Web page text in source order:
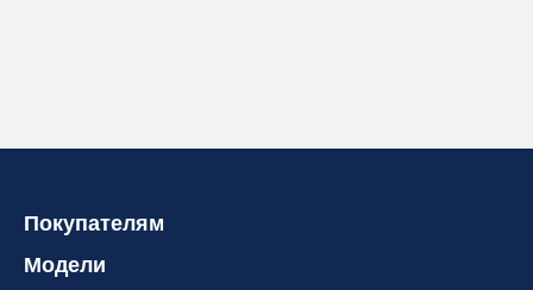
Покупателям
Модели